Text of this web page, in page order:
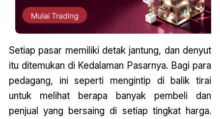
Setiap pasar memiliki detak jantung, dan denyut
itu ditemukan di Kedalaman Pasarnya. Bagi para
pedagang, ini seperti mengintip di balik tirai
untuk melihat berapa banyak pembeli dan
penjual yang bersaing di setiap tingkat harga.